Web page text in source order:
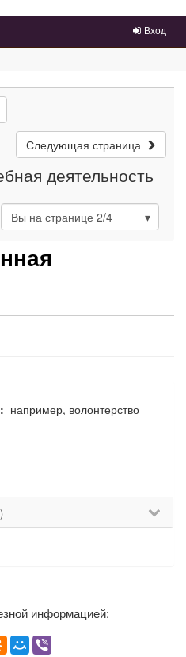
Вход
Следующая страница
деятельность
Вы на странице 2/4
например, волонтерство
информацией: